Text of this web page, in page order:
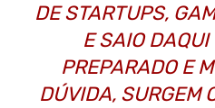
DE STARTUPS,
E SAIO
PREPARADO E
DÚVIDA, SURGEM